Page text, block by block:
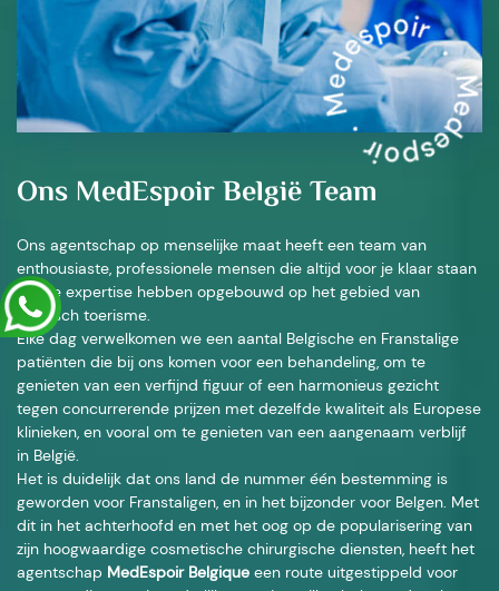
Ons MedEspoir België Team
Ons agentschap op menselijke maat heeft een team van
enthousiaste, professionele mensen die altijd voor je klaar staan
en die expertise hebben opgebouwd op het gebied van
medisch toerisme.
Elke dag verwelkomen we een aantal Belgische en Franstalige
patiënten die bij ons komen voor een behandeling, om te
genieten van een verfijnd figuur of een harmonieus gezicht
tegen concurrerende prijzen met dezelfde kwaliteit als Europese
klinieken, en vooral om te genieten van een aangenaam verblijf
in België.
Het is duidelijk dat ons land de nummer één bestemming is
geworden voor Franstaligen, en in het bijzonder voor Belgen. Met
dit in het achterhoofd en met het oog op de popularisering van
zijn hoogwaardige cosmetische chirurgische diensten, heeft het
agentschap MedEspoir Belgique een route uitgestippeld voor